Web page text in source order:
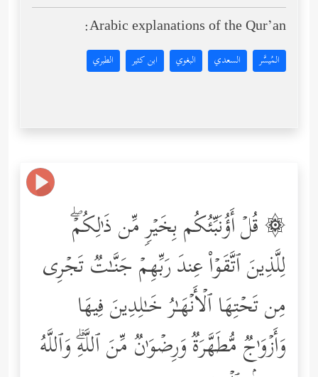
Arabic explanations of the Qur’an:
المُيسَّر السعدي البغوي ابن كثير الطبري
۞ قُلۡ أَؤُنَبِّئُكُم بِخَیۡرࣲ مِّن ذَ ٰ⁠لِكُمۡۖ
لِلَّذِینَ ٱتَّقَوۡاْ عِندَ رَبِّهِمۡ جَنَّـٰتࣱ تَجۡرِی
مِن تَحۡتِهَا ٱلۡأَنۡهَـٰرُ خَـٰلِدِینَ فِیهَا
وَأَزۡوَ ٰ⁠جࣱ مُّطَهَّرَةࣱ وَرِضۡوَ ٰ⁠نࣱ مِّنَ ٱللَّهِۗ وَٱللَّهُ